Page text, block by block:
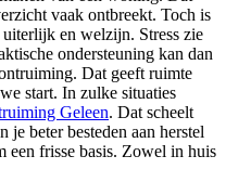
vaak ontbreekt. Toch is
en welzijn. Stress zie
ondersteuning kan dan
Dat geeft ruimte
start. In zulke situaties
Geleen. Dat scheelt
je beter besteden aan herstel
een frisse basis. Zowel in huis